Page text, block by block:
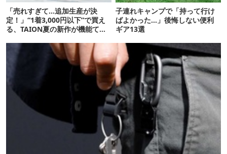
「売れすぎて…追加生産が決
定！」“1着3,000円以下”で買え
る、TAION夏の新作が機能てん
子連れキャンプで「持って行け
ばよかった…」後悔しない便利
ギア13選